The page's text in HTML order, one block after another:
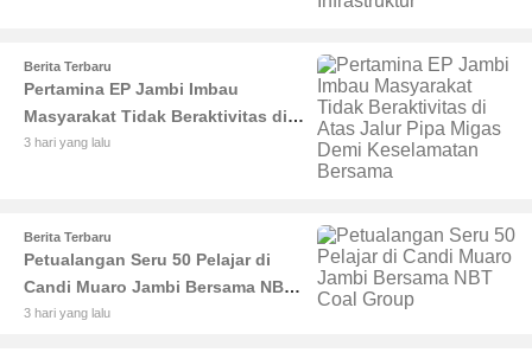
Berita Terbaru
Pertamina EP Jambi Imbau
Masyarakat Tidak Beraktivitas di
Atas Jalur Pipa Migas Demi
3 hari yang lalu
Berita Terbaru
Petualangan Seru 50 Pelajar di
Candi Muaro Jambi Bersama NBT
Coal Group
3 hari yang lalu